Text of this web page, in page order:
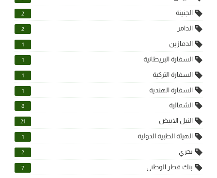
الجنينة 2
الدامر 2
الدمازين 1
السفارة البريطانية 1
السفارة التركية 1
السفارة الهندية 1
الشمالية 8
النيل الابيض 21
الهيئة الطبية الدولية 1
بحري 2
بنك قطر الوطني 7